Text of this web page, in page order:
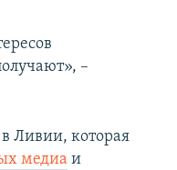
–
Ливии, которая
медиа и